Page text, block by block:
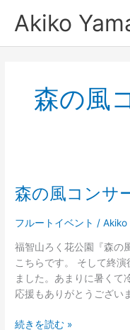
Akiko
森の風
森の風コン
フルートイベント /Akiko
福智山ろく花公園『森の
こちらです。 そして終
ました。あまりに暑く
応援もありがとうござい
風
ン
ー
ト
②
続きを読む »